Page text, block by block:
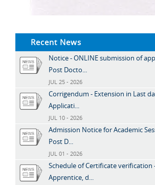
Recent News
Notice - ONLINE submission of
Post Docto...
JUL 25 - 2026
Corrigendum - Extension in Last
Applicati...
JUL 10 - 2026
Admission Notice for Academic
Post D...
JUL 01 - 2026
Schedule of Certificate verification
Apprentice, d...